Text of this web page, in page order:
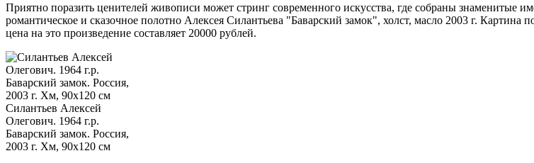
Приятно поразить ценителей живописи может стринг современного искусства, где собраны знаменитые
романтическое и сказочное полотно Алексея Силантьева "Баварский замок", холст, масло 2003 г. Картина
цена на это произведение составляет 20000 рублей.
Силантьев Алексей
Олегович. 1964 г.р.
Баварский замок. Россия,
2003 г. Хм, 90х120 см